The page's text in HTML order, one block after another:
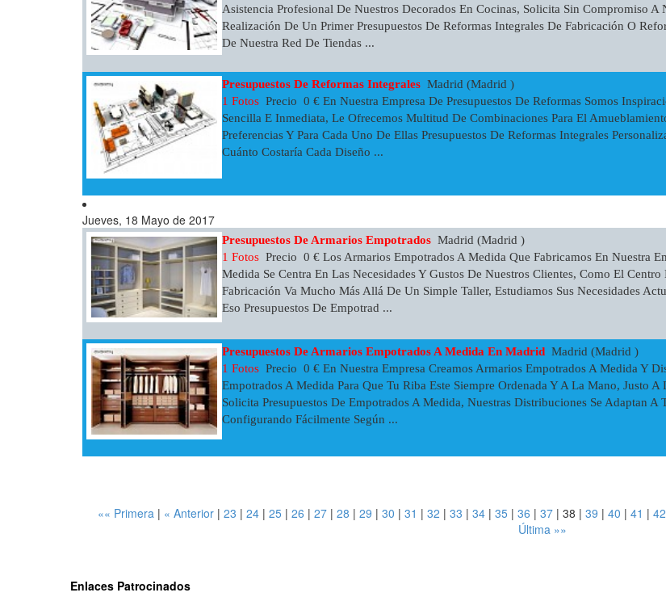
Asistencia Profesional De Nuestros Decorados En Cocinas, Solicita Sin Compromiso A
Realización De Un Primer Presupuestos De Reformas Integrales De Fabricación O
De Nuestra Red De Tiendas ...
Presupuestos De Reformas Integrales Madrid (Madrid )
1 Fotos Precio 0 € En Nuestra Empresa De Presupuestos De Reformas Somos
Sencilla E Inmediata, Le Ofrecemos Multitud De Combinaciones Para El
Preferencias Y Para Cada Uno De Ellas Presupuestos De Reformas Integrales
Cuánto Costaría Cada Diseño ...
Jueves, 18 Mayo de 2017
Presupuestos De Armarios Empotrados Madrid (Madrid )
1 Fotos Precio 0 € Los Armarios Empotrados A Medida Que Fabricamos En Nuestra
Medida Se Centra En Las Necesidades Y Gustos De Nuestros Clientes, Como El
Fabricación Va Mucho Más Allá De Un Simple Taller, Estudiamos Sus Necesidades
Eso Presupuestos De Empotrad ...
Presupuestos De Armarios Empotrados A Medida En Madrid Madrid (Madrid )
1 Fotos Precio 0 € En Nuestra Empresa Creamos Armarios Empotrados A Medida Y
Empotrados A Medida Para Que Tu Riba Este Siempre Ordenada Y A La Mano, Justo
Solicita Presupuestos De Empotrados A Medida, Nuestras Distribuciones Se Adaptan A
Configurando Fácilmente Según ...
«« Primera | « Anterior| 23 | 24| 25| 26 | 27| 28 | 29 | 30 | 31 | 32 | 33 | 34| 35| 36 | 37| 38 | 39 | 40 | 41 | 42
Última »»
Enlaces Patrocinados